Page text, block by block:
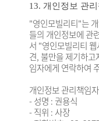
13. 개인정보 관
"영인모빌리티"는
들의 개인정보에 관
서 "영인모빌리티
견, 불만을 제기하
임자에게 연락하여
개인정보 관리책임자
- 성명 : 권용식
- 직위 : 사장